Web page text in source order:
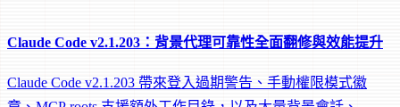
Claude Code v2.1.203：背景代理可靠性全面翻修與效能提升
Claude Code v2.1.203 帶來登入過期警告、手動權限模式徽